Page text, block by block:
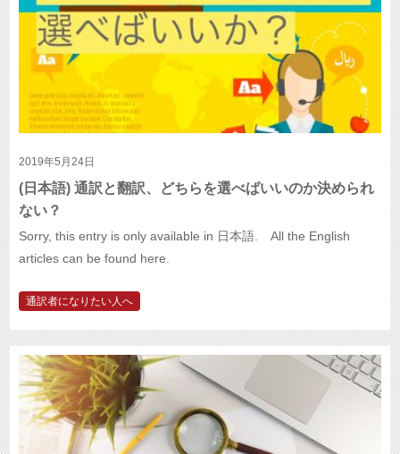
2019年5月24日
(日本語) 通訳と翻訳、どちらを選べばいいのか決められ
ない？
Sorry, this entry is only available in 日本語. All the English
articles can be found here.
通訳者になりたい人へ